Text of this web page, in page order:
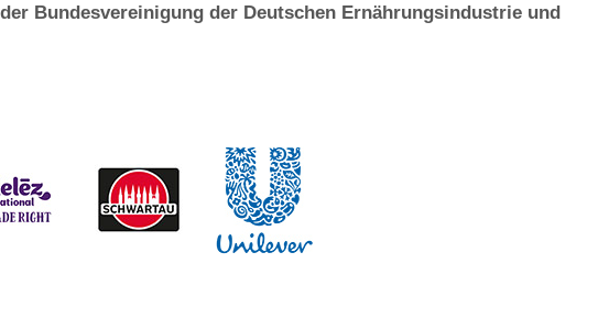
Bundesvereinigung der Deutschen Ernährungsindustrie und